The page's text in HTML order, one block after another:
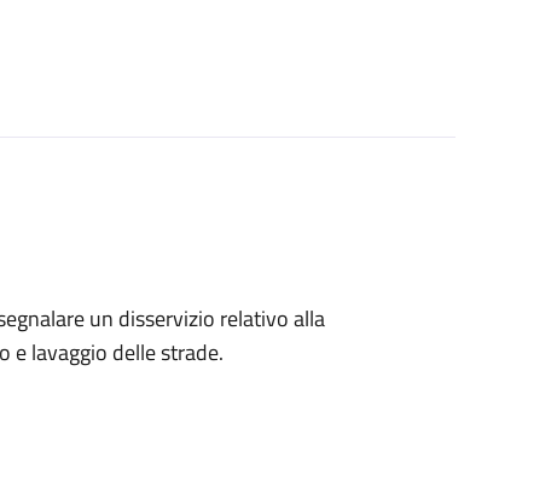
un disservizio relativo alla
e lavaggio delle strade.